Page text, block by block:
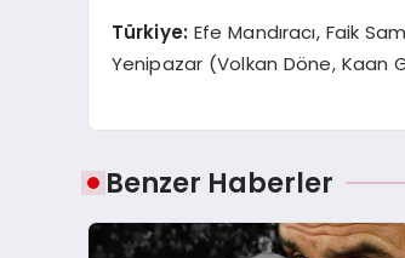
Türkiye: Efe Mandıracı, Faik
Yenipazar (Volkan Döne, Kaan
Benzer Haberler